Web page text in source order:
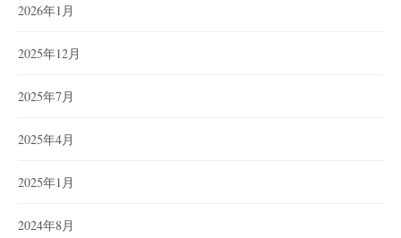
2026年1月
2025年12月
2025年7月
2025年4月
2025年1月
2024年8月